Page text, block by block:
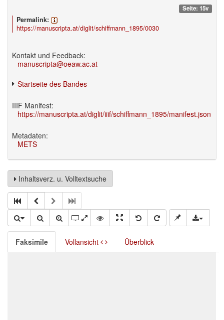
Seite: 15v
Permalink:
https://manuscripta.at/diglit/schiffmann_1895/0030
Kontakt und Feedback:
manuscripta@oeaw.ac.at
Startseite des Bandes
IIIF Manifest:
https://manuscripta.at/diglit/iiif/schiffmann_1895/manifest.json
Metadaten:
METS
Inhaltsverz. u. Volltextsuche
Faksimile Vollansicht Überblick